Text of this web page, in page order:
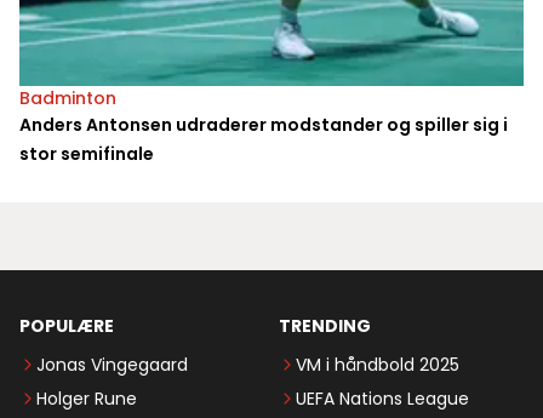
Badminton
Anders Antonsen udraderer modstander og spiller sig i
stor semifinale
POPULÆRE
Jonas Vingegaard
Holger Rune
TRENDING
VM i håndbold 2025
UEFA Nations League